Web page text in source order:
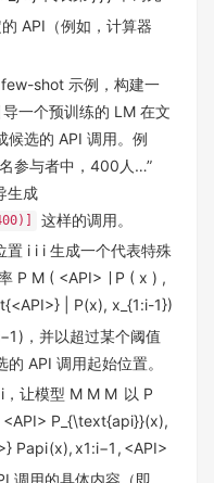
API（例如，计算器
shot 示例，构建一
一个预训练的 LM 在文
候选的 API 调用。例
参与者中，400人…”
生成
这样的调用。
置 i i i 生成一个代表特殊
P M ( <API> ∣ P ( x ) ,
| P(x), x_{1:i-1})
−1 ) ，并以超过某个阈值
的 API 调用起始位置。
i ，让模型 M M M 以 P
P_{\text{api}}(x),
Papi(x),x1:i−1 , <API>